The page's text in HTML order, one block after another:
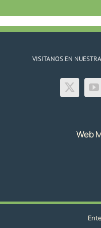
VISITANOS EN
Web